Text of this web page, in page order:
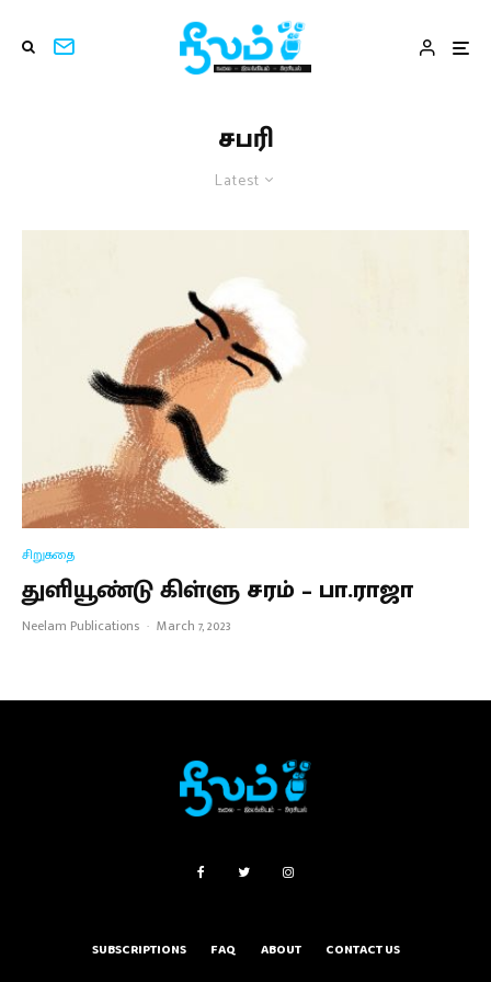
சபரி
Latest
சிறுகதை
துளியூண்டு கிள்ளு சரம் – பா.ராஜா
Neelam Publications · March 7, 2023
SUBSCRIPTIONS FAQ ABOUT CONTACT US